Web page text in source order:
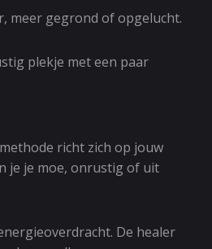
meer gegrond of opgelucht.
plekje met een paar
richt zich op jouw
je je moe, onrustig of uit
De healer